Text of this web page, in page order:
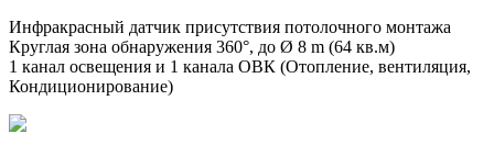
Инфракрасный датчик присутствия потолочного монтажа
Круглая зона обнаружения 360°, до Ø 8 m (64 кв.м)
1 канал освещения и 1 канала ОВК (Отопление, вентиляция,
Кондиционирование)